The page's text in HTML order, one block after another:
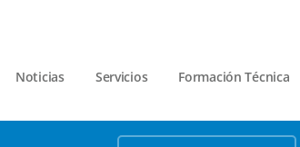
Noticias Servicios Formación Técnica